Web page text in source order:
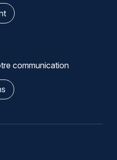
communication